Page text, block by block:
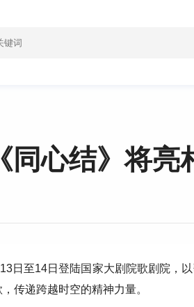
同心结》将亮
日至14日登陆国家大剧院歌剧院，
传递跨越时空的精神力量。